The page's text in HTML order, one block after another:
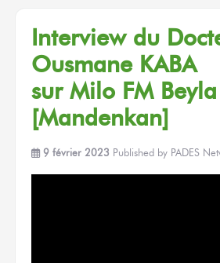
Interview du
Ousmane KABA
sur Milo FMBeyla
[Mandenkan]
9 février 2023 Published by PADES